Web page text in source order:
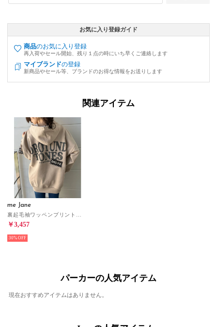
お気に入り登録ガイド
商品のお気に入り登録
再入荷やセール開始、残り１点の時にいち早くご連絡します
マイブランドの登録
新商品やセール等、ブランドのお得な情報をお送りします
関連アイテム
me Jane
￥3,457
30%
パーカーの人気アイテム
現在おすすめアイテムはありません。